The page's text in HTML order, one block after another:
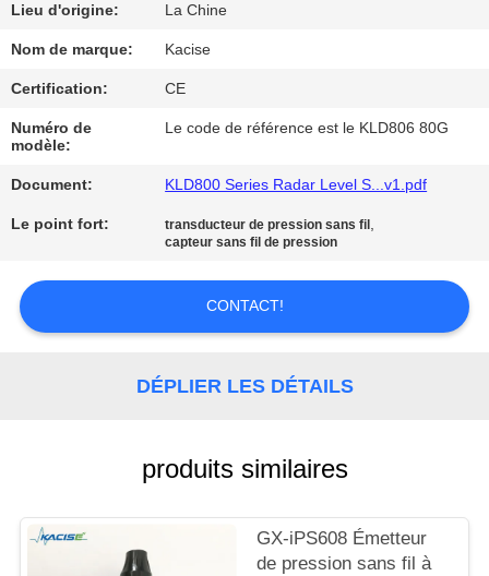
CONTRÔLE
DE
QUALITÉ
CONTACTEZ-
NOUS
CAS
DEMANDEZ
CITATION
PLAN
Lieu d'origine: La Chine
Nom de marque: Kacise
Certification: CE
Numéro de
modèle:
Le code de référence est le KLD806 80G
Document: KLD800 Series Radar Level S...v1.pdf
Le point fort: transducteur de pression sans fil ,
capteur sans fil de pression
CONTACT!
DÉPLIER LES DÉTAILS
produits similaires
GX-iPS608 Émetteur
de pression sans fil à